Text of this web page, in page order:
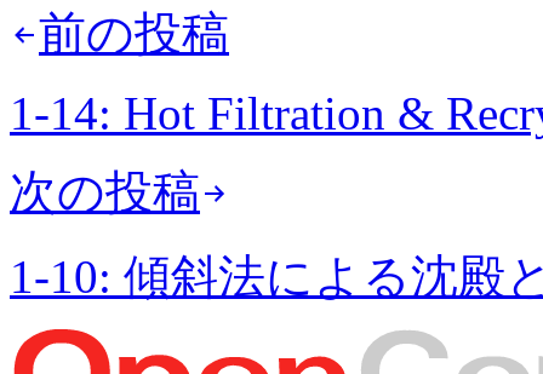
前の投稿
1-14: Hot Filtration &
次の投稿
1-10: 傾斜法による沈殿